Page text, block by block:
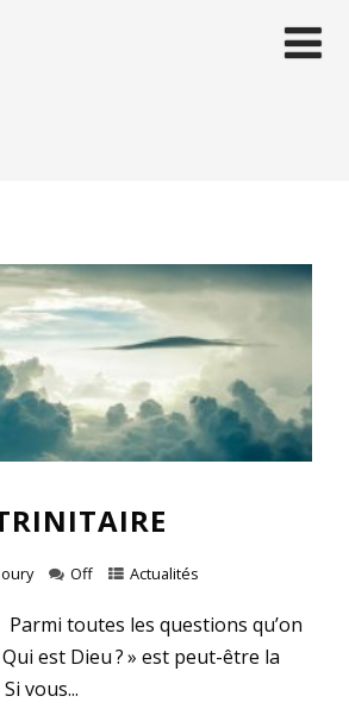
Off Actualités
Parmi toutes les questions qu’on
est Dieu ? » est peut-être la
vous...